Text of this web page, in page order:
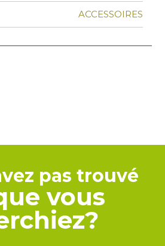
ACCESSOIRES
pas trouvé
vous